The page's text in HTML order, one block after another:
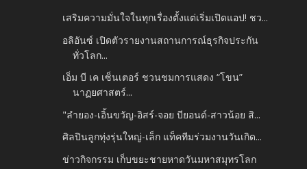
เสริมความมั่นใจในทุกเรื่องตั้งแต่เริ่มเปิดแอป! ชว...
อลิอันซ์ เปิดตัวรายงานสถานการณ์ธุรกิจประกัน
ทั่วโลก...
เอ็ม บี เค เซ็นเตอร์ ชวนชมการแสดง “โขน”
นาฏยศาสตร์...
"ลำยอง​-เอิ้นขวัญ​-อิสร์​-จอย​ บียอนด์-สาวน้อย​ สิ...
ศิลปินลูกทุ่งรุ่นใหญ่​-เล็ก​ แท็คทีมร่วมงานวันเกิด...
ข่าวกิจกรรม เก็บขยะชายหาดวันมหาสมุทรโลก